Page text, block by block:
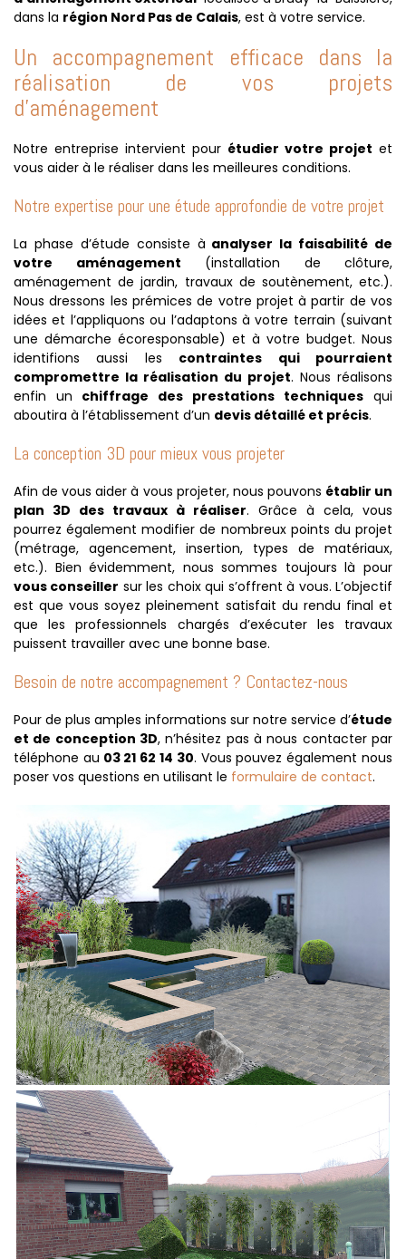
dans la région Nord Pas de Calais, est à votre service.
Un accompagnement efficace dans la
réalisation de vos projets
d’aménagement
Notre entreprise intervient pour étudier votre projet et
vous aider à le réaliser dans les meilleures conditions.
Notre expertise pour une étude approfondie de votre projet
La phase d’étude consiste à analyser la faisabilité de
votre aménagement (installation de clôture,
aménagement de jardin, travaux de soutènement, etc.).
Nous dressons les prémices de votre projet à partir de vos
idées et l’appliquons ou l’adaptons à votre terrain (suivant
une démarche écoresponsable) et à votre budget. Nous
identifions aussi les contraintes qui pourraient
compromettre la réalisation du projet. Nous réalisons
enfin un chiffrage des prestations techniques qui
aboutira à l’établissement d’un devis détaillé et précis.
La conception 3D pour mieux vous projeter
Afin de vous aider à vous projeter, nous pouvons établir un
plan 3D des travaux à réaliser. Grâce à cela, vous
pourrez également modifier de nombreux points du projet
(métrage, agencement, insertion, types de matériaux,
etc.). Bien évidemment, nous sommes toujours là pour
vous conseiller sur les choix qui s’offrent à vous. L’objectif
est que vous soyez pleinement satisfait du rendu final et
que les professionnels chargés d’exécuter les travaux
puissent travailler avec une bonne base.
Besoin de notre accompagnement ? Contactez-nous
Pour de plus amples informations sur notre service d’étude
et de conception 3D, n’hésitez pas à nous contacter par
téléphone au 03 21 62 14 30. Vous pouvez également nous
poser vos questions en utilisant le formulaire de contact.